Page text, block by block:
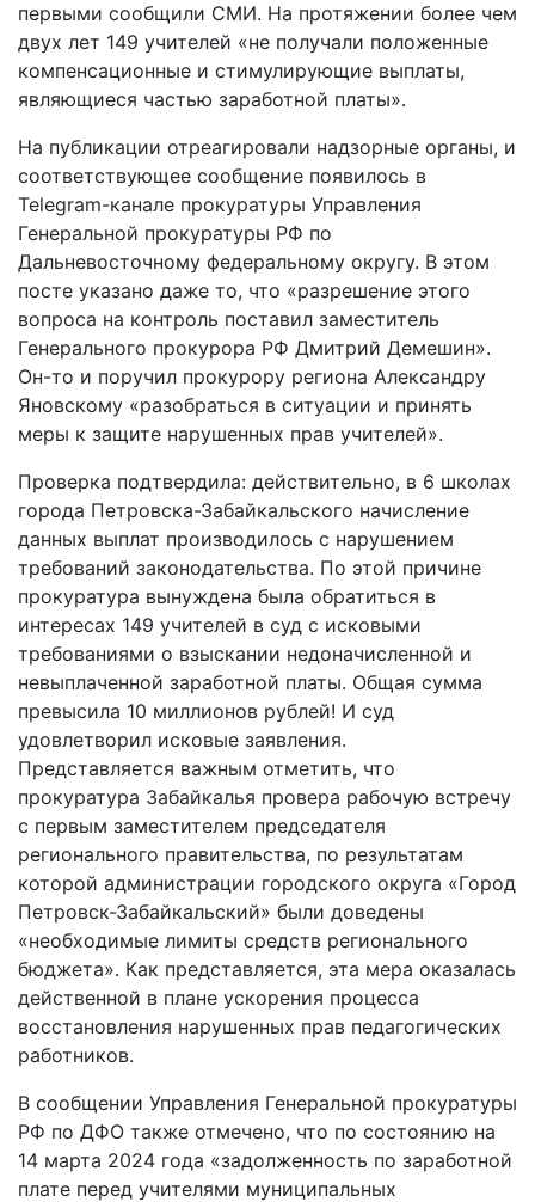
первыми сообщили СМИ. На протяжении более чем
двух лет 149 учителей «не получали положенные
компенсационные и стимулирующие выплаты,
являющиеся частью заработной платы».
На публикации отреагировали надзорные органы, и
соответствующее сообщение появилось в
Telegram-канале прокуратуры Управления
Генеральной прокуратуры РФ по
Дальневосточному федеральному округу. В этом
посте указано даже то, что «разрешение этого
вопроса на контроль поставил заместитель
Генерального прокурора РФ Дмитрий Демешин».
Он-то и поручил прокурору региона Александру
Яновскому «разобраться в ситуации и принять
меры к защите нарушенных прав учителей».
Проверка подтвердила: действительно, в 6 школах
города Петровска-Забайкальского начисление
данных выплат производилось с нарушением
требований законодательства. По этой причине
прокуратура вынуждена была обратиться в
интересах 149 учителей в суд с исковыми
требованиями о взыскании недоначисленной и
невыплаченной заработной платы. Общая сумма
превысила 10 миллионов рублей! И суд
удовлетворил исковые заявления.
Представляется важным отметить, что
прокуратура Забайкалья провера рабочую встречу
с первым заместителем председателя
регионального правительства, по результатам
которой администрации городского округа «Город
Петровск-Забайкальский» были доведены
«необходимые лимиты средств регионального
бюджета». Как представляется, эта мера оказалась
действенной в плане ускорения процесса
восстановления нарушенных прав педагогических
работников.
В сообщении Управления Генеральной прокуратуры
РФ по ДФО также отмечено, что по состоянию на
14 марта 2024 года «задолженность по заработной
плате перед учителями муниципальных